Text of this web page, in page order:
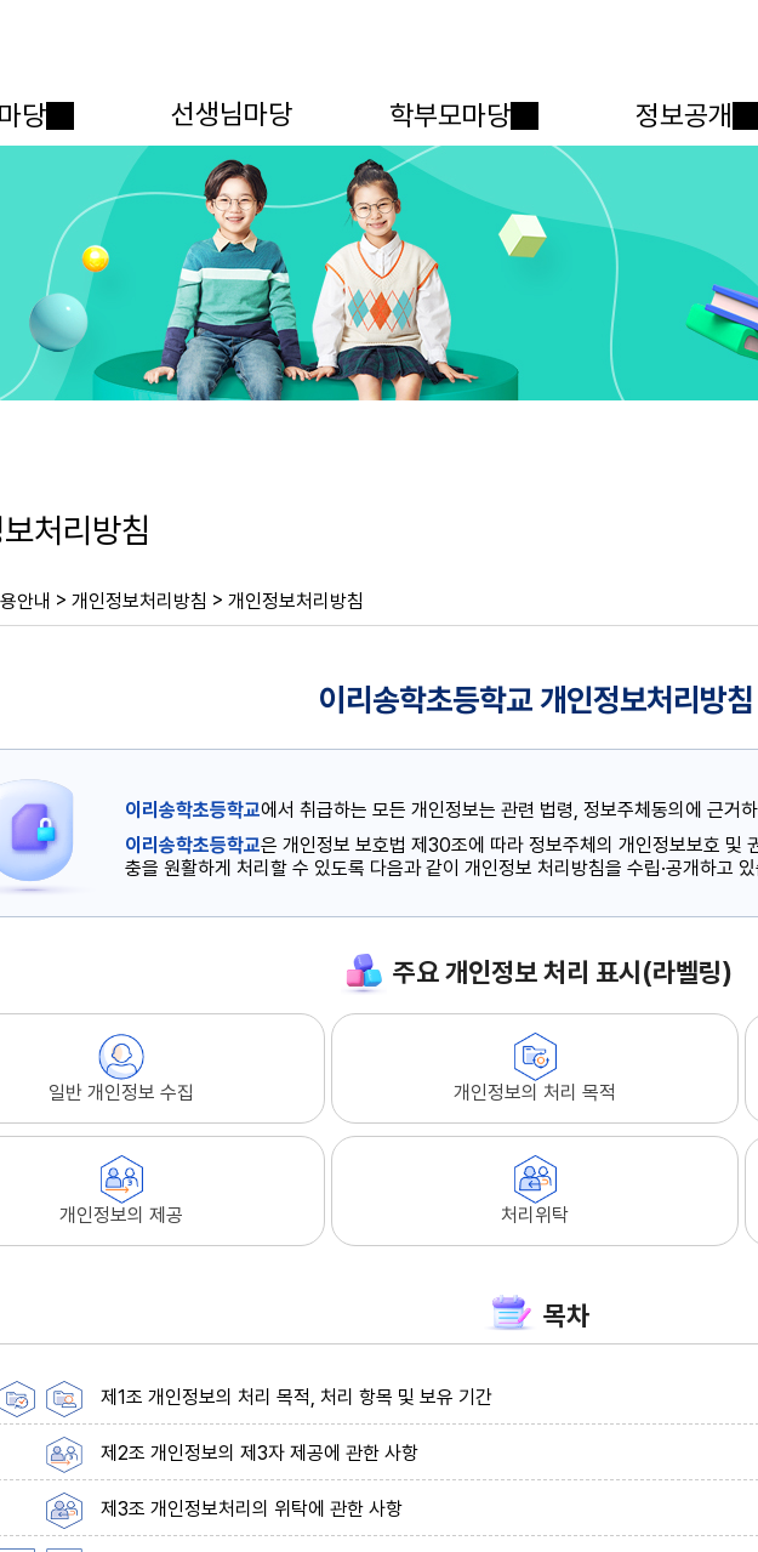
당 선생님마당 학부모마당 정보공개
처리방침
안내 > 개인정보처리방침 > 개인정보처리방침
이리송학초등학교 개인정보처리방침
이리송학초등학교에서 취급하는 모든 개인정보는 관련 법령, 정보주체동의에 근거
이리송학초등학교은 개인정보 보호법 제30조에 따라 정보주체의 개인정보보호 및
충을 원활하게 처리할 수 있도록 다음과 같이 개인정보 처리방침을 수립·공개하고
주요 개인정보 처리 표시(라벨링)
일반 개인정보 수집 개인정보의 처리 목적
개인정보의 제공 처리위탁
목차
제1조 개인정보의 처리 목적, 처리 항목 및 보유 기간
제2조 개인정보의 제3자 제공에 관한 사항
제3조 개인정보처리의 위탁에 관한 사항